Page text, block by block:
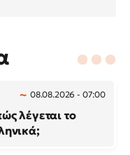
08.08.2026 - 07:00
λέγεται το